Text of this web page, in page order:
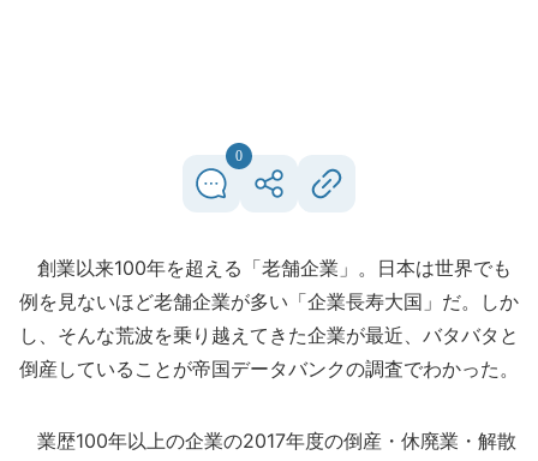
0
創業以来100年を超える「老舗企業」。日本は世界でも
例を見ないほど老舗企業が多い「企業長寿大国」だ。しか
し、そんな荒波を乗り越えてきた企業が最近、バタバタと
倒産していることが帝国データバンクの調査でわかった。
業歴100年以上の企業の2017年度の倒産・休廃業・解散